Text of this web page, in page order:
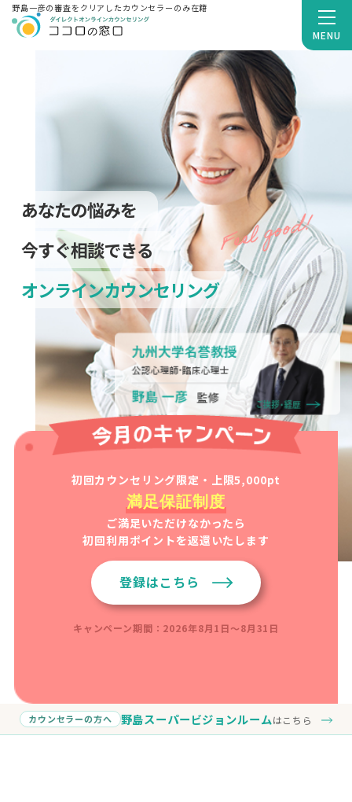
MENU
野島一彦の審査をクリアしたカウンセラーのみ在籍
あなたの悩みを
今すぐ相談できる
オンラインカウンセリング
初回カウンセリング限定・上限5,000pt
満足保証制度
ご満足いただけなかったら
初回利用ポイントを返還いたします
登録はこちら
キャンペーン期間：2026年8月1日～8月31日
カウンセラーの方へ 野島スーパービジョンルームはこちら